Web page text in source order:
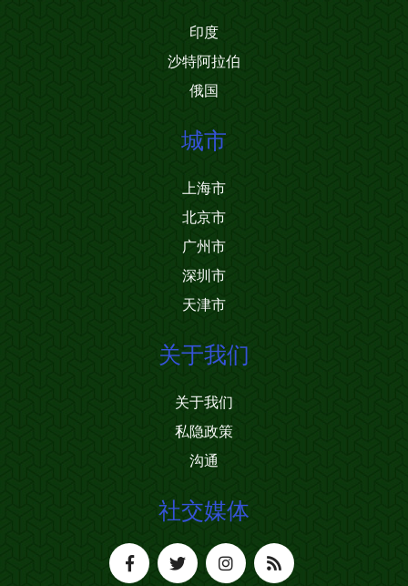
印度
沙特阿拉伯
俄国
城市
上海市
北京市
广州市
深圳市
天津市
关于我们
关于我们
私隐政策
沟通
社交媒体